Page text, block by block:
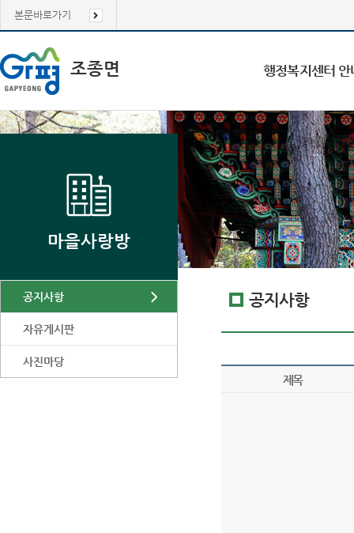
본문바로가기
조종면 행정복지센터 안
마을사랑방
공지사항
자유게시판
사진마당
공지사항
제목